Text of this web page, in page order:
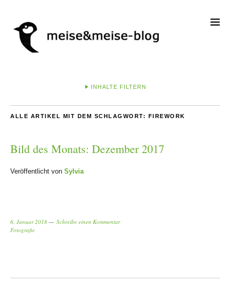
INHALTE FILTERN
ALLE ARTIKEL MIT DEM SCHLAGWORT: FIREWORK
Bild des Monats: Dezember 2017
Veröffentlicht von Sylvia
6. Januar 2018
Schreibe einen Kommentar
Fotografie